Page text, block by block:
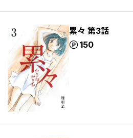
累々 第3話
150
ポイント